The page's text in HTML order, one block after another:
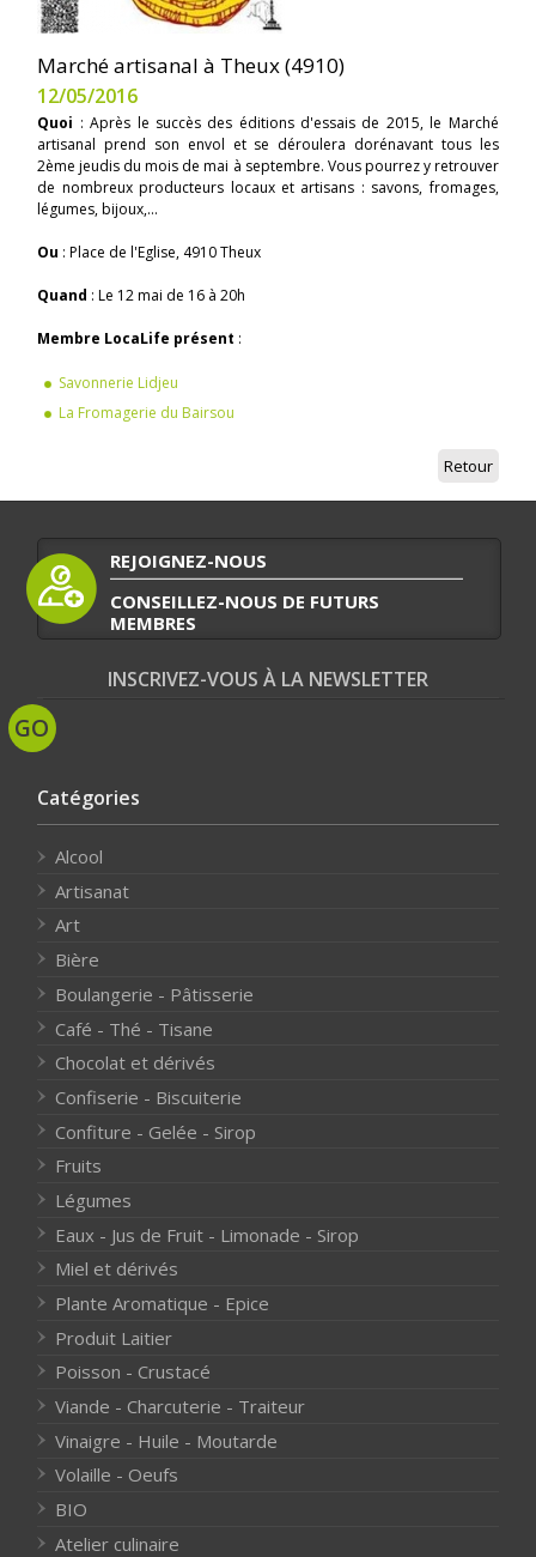
Marché artisanal à Theux (4910)
12/05/2016
Quoi : Après le succès des éditions d'essais de 2015, le Marché
artisanal prend son envol et se déroulera dorénavant tous les
2ème jeudis du mois de mai à septembre. Vous pourrez y retrouver
de nombreux producteurs locaux et artisans : savons, fromages,
légumes, bijoux,...
Ou : Place de l'Eglise, 4910 Theux
Quand : Le 12 mai de 16 à 20h
Membre LocaLife présent :
Savonnerie Lidjeu
La Fromagerie du Bairsou
Retour
REJOIGNEZ-NOUS
CONSEILLEZ-NOUS DE FUTURS
MEMBRES
INSCRIVEZ-VOUS À LA NEWSLETTER
Catégories
Alcool
Artisanat
Art
Bière
Boulangerie - Pâtisserie
Café - Thé - Tisane
Chocolat et dérivés
Confiserie - Biscuiterie
Confiture - Gelée - Sirop
Fruits
Légumes
Eaux - Jus de Fruit - Limonade - Sirop
Miel et dérivés
Plante Aromatique - Epice
Produit Laitier
Poisson - Crustacé
Viande - Charcuterie - Traiteur
Vinaigre - Huile - Moutarde
Volaille - Oeufs
BIO
Atelier culinaire